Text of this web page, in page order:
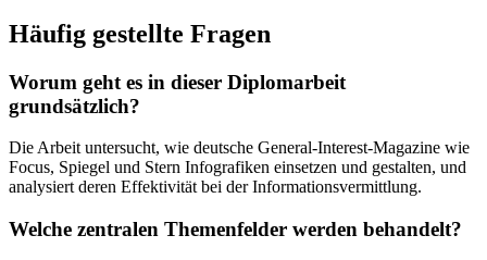
Häufig gestellte Fragen
Worum geht es in dieser Diplomarbeit
grundsätzlich?
Die Arbeit untersucht, wie deutsche General-Interest-Magazine wie
Focus, Spiegel und Stern Infografiken einsetzen und gestalten, und
analysiert deren Effektivität bei der Informationsvermittlung.
Welche zentralen Themenfelder werden behandelt?